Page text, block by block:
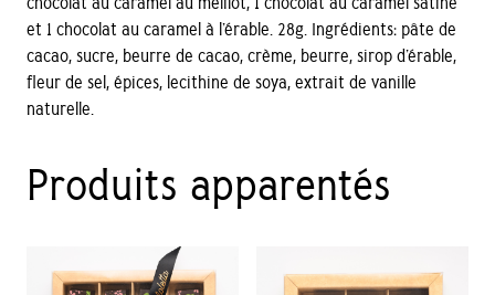
et 1 chocolat au caramel à l’érable. 28g. Ingrédients: pâte de
cacao, sucre, beurre de cacao, crème, beurre, sirop d’érable,
fleur de sel, épices, lecithine de soya, extrait de vanille
naturelle.
Produits apparentés